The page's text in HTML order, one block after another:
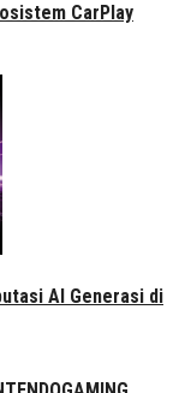
CarPlay
AI Generasi di